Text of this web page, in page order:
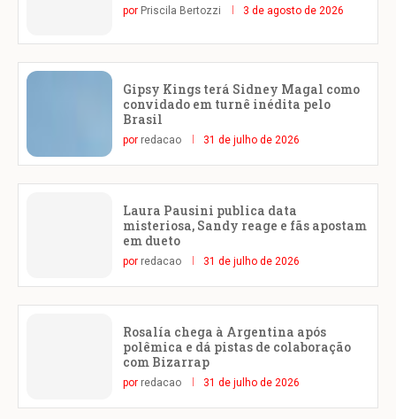
por Priscila Bertozzi 3 de agosto de 2026
Gipsy Kings terá Sidney Magal como
convidado em turnê inédita pelo
Brasil
por redacao 31 de julho de 2026
Laura Pausini publica data
misteriosa, Sandy reage e fãs apostam
em dueto
por redacao 31 de julho de 2026
Rosalía chega à Argentina após
polêmica e dá pistas de colaboração
com Bizarrap
por redacao 31 de julho de 2026